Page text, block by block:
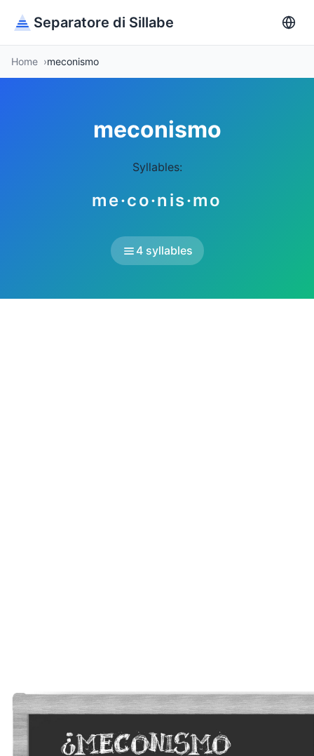
Separatore di Sillabe
Home meconismo
meconismo
Syllables:
me·co·nis·mo
4 syllables